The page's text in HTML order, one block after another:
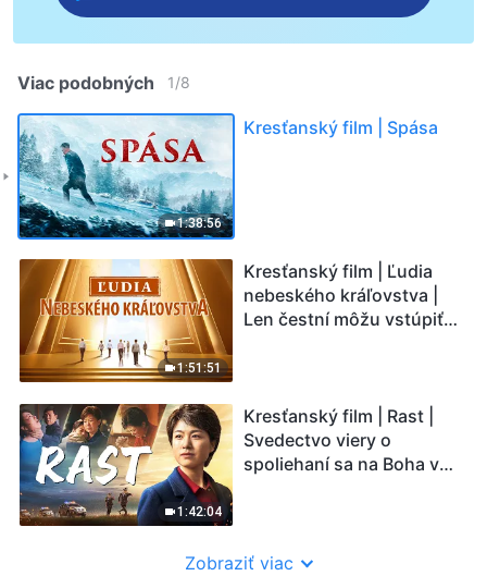
Viac podobných 1/8
1:38:56
Kresťanský film | Spása
1:51:51
Kresťanský film | Ľudia
nebeského kráľovstva |
Len čestní môžu vstúpiť
1:42:04
Kresťanský film | Rast |
Svedectvo viery o
spoliehaní sa na Boha v
Zobraziť viac